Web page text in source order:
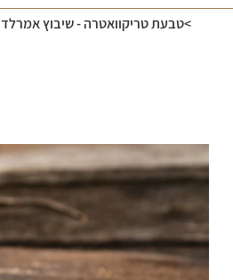
>טבעת טריקוואטרה - שיבוץ אמרלד